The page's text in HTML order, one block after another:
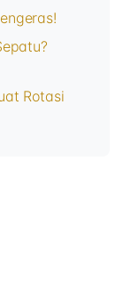
Rotasi